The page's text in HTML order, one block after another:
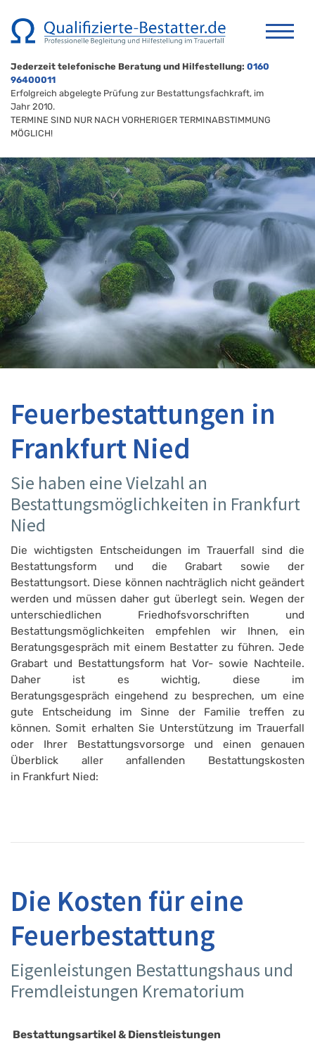
Jederzeit telefonische Beratung und Hilfestellung: 0160
96400011
Erfolgreich abgelegte Prüfung zur Bestattungsfachkraft, im
Jahr 2010.
TERMINE SIND NUR NACH VORHERIGER TERMINABSTIMMUNG
MÖGLICH!
Feuerbestattungen in
Frankfurt Nied
Sie haben eine Vielzahl an
Bestattungsmöglichkeiten in Frankfurt
Nied
Die wichtigsten Entscheidungen im Trauerfall sind die
Bestattungsform und die Grabart sowie der
Bestattungsort. Diese können nachträglich nicht geändert
werden und müssen daher gut überlegt sein. Wegen der
unterschiedlichen Friedhofsvorschriften und
Bestattungsmöglichkeiten empfehlen wir Ihnen, ein
Beratungsgespräch mit einem Bestatter zu führen. Jede
Grabart und Bestattungsform hat Vor- sowie Nachteile.
Daher ist es wichtig, diese im
Beratungsgespräch eingehend zu besprechen, um eine
gute Entscheidung im Sinne der Familie treffen zu
können. Somit erhalten Sie Unterstützung im Trauerfall
oder Ihrer Bestattungsvorsorge und einen genauen
Überblick aller anfallenden Bestattungskosten
in Frankfurt Nied:
Die Kosten für eine
Feuerbestattung
Eigenleistungen Bestattungshaus und
Fremdleistungen Krematorium
Bestattungsartikel & Dienstleistungen